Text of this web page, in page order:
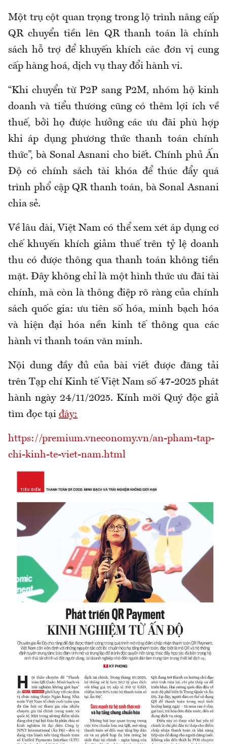
Một trụ cột quan trọng trong lộ trình nâng cấp
QR chuyển tiền lên QR thanh toán là chính
sách hỗ trợ để khuyến khích các đơn vị cung
cấp hàng hoá, dịch vụ thay đổi hành vi.
“Khi chuyển từ P2P sang P2M, nhóm hộ kinh
doanh và tiểu thương cũng có thêm lợi ích về
thuế, bởi họ được hưởng các ưu đãi phù hợp
khi áp dụng phương thức thanh toán chính
thức”, bà Sonal Asnani cho biết. Chính phủ Ấn
Độ có chính sách tài khóa để thúc đẩy quá
trình phổ cập QR thanh toán, bà Sonal Asnani
chia sẻ.
Về lâu dài, Việt Nam có thể xem xét áp dụng cơ
chế khuyến khích giảm thuế trên tỷ lệ doanh
thu có được thông qua thanh toán không tiền
mặt. Đây không chỉ là một hình thức ưu đãi tài
chính, mà còn là thông điệp rõ ràng của chính
sách quốc gia: ưu tiên số hóa, minh bạch hóa
và hiện đại hóa nền kinh tế thông qua các
hành vi thanh toán văn minh.
Nội dung đầy đủ của bài viết được đăng tải
trên Tạp chí Kinh tế Việt Nam số 47-2025 phát
hành ngày 24/11/2025. Kính mời Quý độc giả
tìm đọc tại đây:
https://premium.vneconomy.vn/an-pham-tap-
chi-kinh-te-viet-nam.html